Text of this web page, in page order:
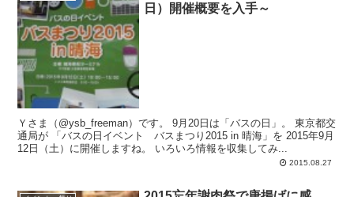
日）開催概要を入手～
Ｙさま（@ysb_freeman）です。 9月20日は「バスの日」。 東京都交
通局が 「バスの日イベント バスまつり2015 in 晴海」を 2015年9月
12日（土）に開催しますね。 いろいろ情報を収集してみ...
2015.08.27